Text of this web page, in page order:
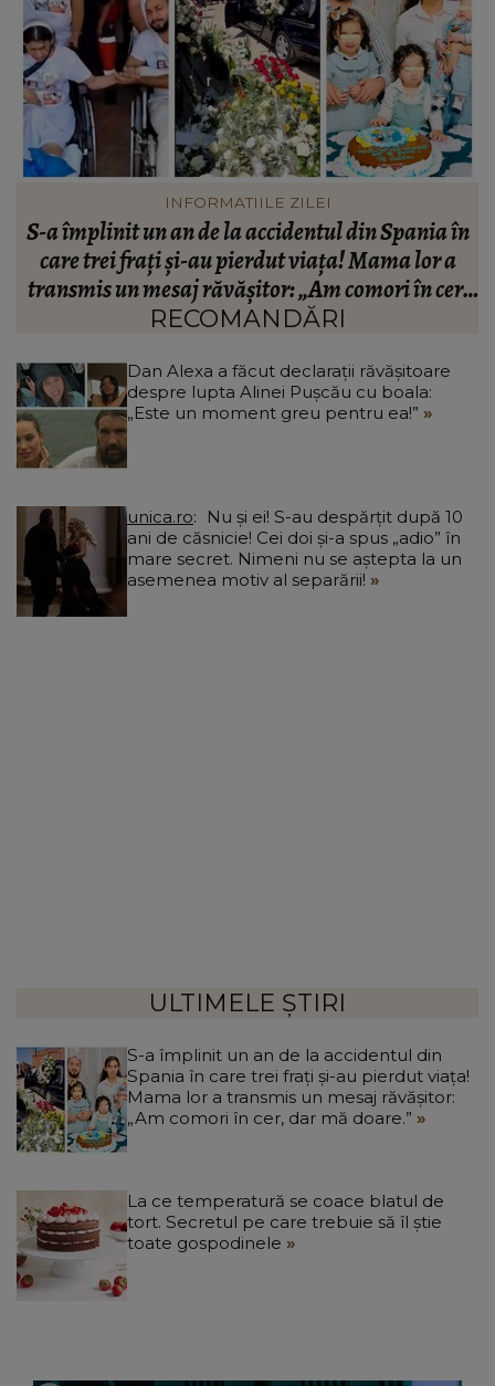
INFORMATIILE ZILEI
S-a împlinit un an de la accidentul din Spania în
care trei frați și-au pierdut viața! Mama lor a
transmis un mesaj răvășitor: „Am comori în cer,
dar mă doare.”
RECOMANDĂRI
Dan Alexa a făcut declarații răvășitoare
despre lupta Alinei Pușcău cu boala:
„Este un moment greu pentru ea!”
unica.ro
ani de căsnicie! Cei doi și-a spus „adio” în
mare secret. Nimeni nu se aștepta la un
asemenea motiv al separării!
ULTIMELE ȘTIRI
S-a împlinit un an de la accidentul din
Spania în care trei frați și-au pierdut viața!
Mama lor a transmis un mesaj răvășitor:
„Am comori în cer, dar mă doare.”
La ce temperatură se coace blatul de
tort. Secretul pe care trebuie să îl știe
toate gospodinele